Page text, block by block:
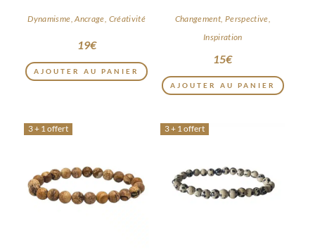
Dynamisme, Ancrage, Créativité
19€
AJOUTER AU PANIER
Changement, Perspective,
Inspiration
15€
AJOUTER AU PANIER
3 + 1 offert 3 + 1 offert